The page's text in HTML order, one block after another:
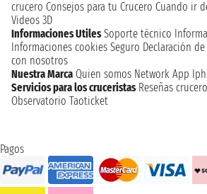
crucero Consejos para tu Crucero Cuando ir
Videos 3D
Informaciones Utiles Soporte técnico
Informaciones cookies Seguro Declaración
con nosotros
Nuestra Marca Quien somos Network App
Servicios para los cruceristas Reseñas
Observatorio Taoticket
Pagos